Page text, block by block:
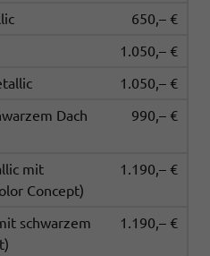
650,– €
1.050,– €
1.050,– €
Dach
990,– €
mit
Concept)
1.190,– €
schwarzem
1.190,– €